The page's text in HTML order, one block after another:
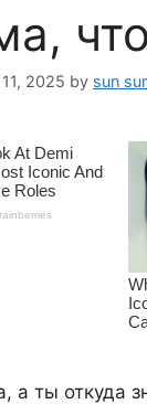
2025 by sun
а ты откуда